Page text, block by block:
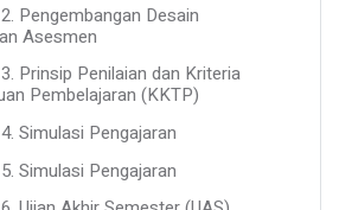
Pengembangan Desain
Asesmen
Prinsip Penilaian dan Kriteria
Pembelajaran (KKTP)
Simulasi Pengajaran
Simulasi Pengajaran